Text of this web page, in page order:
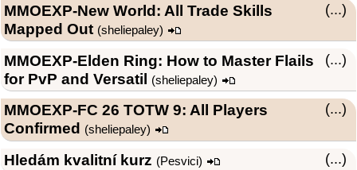
(...)
MMOEXP-New World: All Trade Skills
Mapped Out (sheliepaley)
(...)
MMOEXP-Elden Ring: How to Master Flails
for PvP and Versatil (sheliepaley)
(...)
MMOEXP-FC 26 TOTW 9: All Players
Confirmed (sheliepaley)
(...)
Hledám kvalitní kurz (Pesvici)